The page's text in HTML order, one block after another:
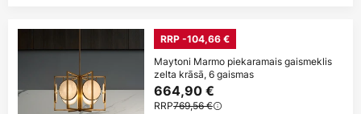
RRP -104,66 €
Maytoni Marmo piekaramais gaismeklis
zelta krāsā, 6 gaismas
664,90 €
RRP769,56 €